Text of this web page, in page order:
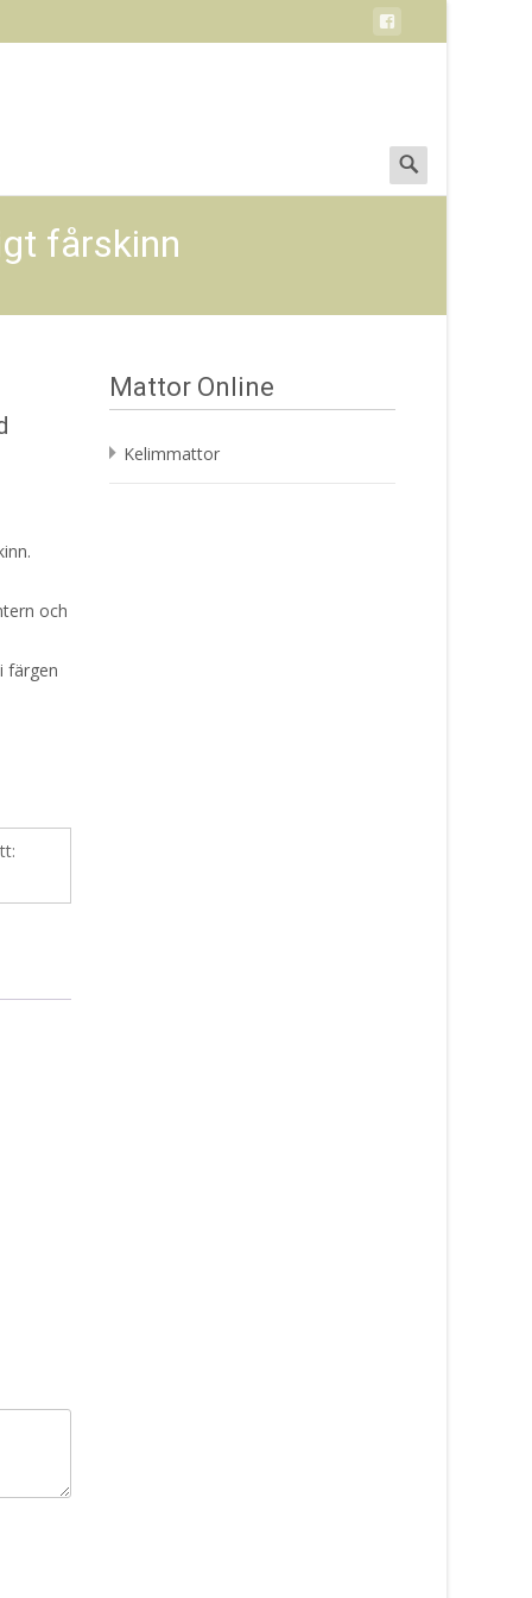
Search
for:
fårskinn
och
färgen
Mattor Online
Kelimmattor